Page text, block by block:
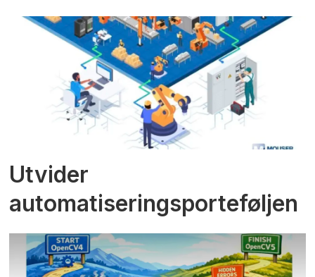
Utvider
automatiseringsporteføljen